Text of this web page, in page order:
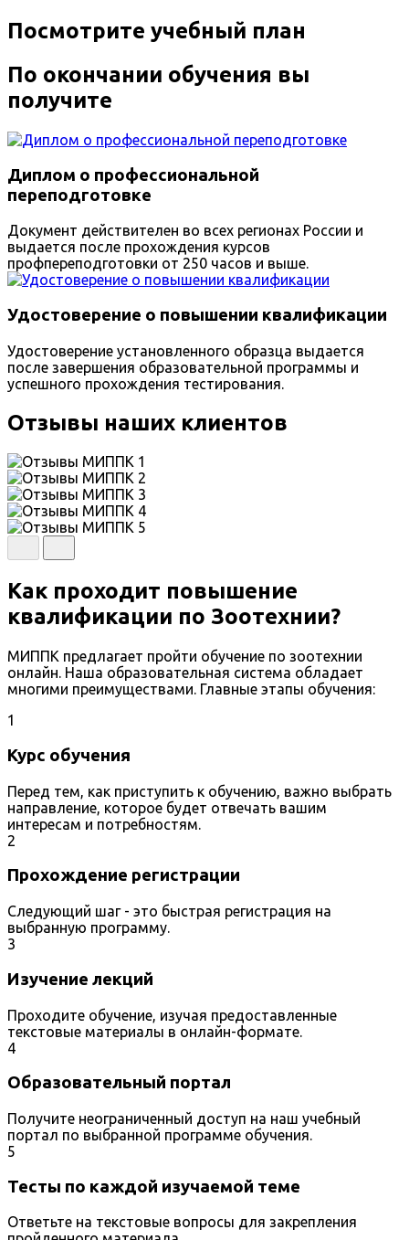
Посмотрите учебный план
По окончании обучения вы
получите
Диплом о профессиональной
переподготовке
Документ действителен во всех регионах России и
выдается после прохождения курсов
профпереподготовки от 250 часов и выше.
Удостоверение о повышении квалификации
Удостоверение установленного образца выдается
после завершения образовательной программы и
успешного прохождения тестирования.
Отзывы наших клиентов
Как проходит повышение
квалификации по Зоотехнии?
МИППК предлагает пройти обучение по зоотехнии
онлайн. Наша образовательная система обладает
многими преимуществами. Главные этапы обучения:
1
Курс обучения
Перед тем, как приступить к обучению, важно выбрать
направление, которое будет отвечать вашим
интересам и потребностям.
2
Прохождение регистрации
Следующий шаг - это быстрая регистрация на
выбранную программу.
3
Изучение лекций
Проходите обучение, изучая предоставленные
текстовые материалы в онлайн-формате.
4
Образовательный портал
Получите неограниченный доступ на наш учебный
портал по выбранной программе обучения.
5
Тесты по каждой изучаемой теме
Ответьте на текстовые вопросы для закрепления